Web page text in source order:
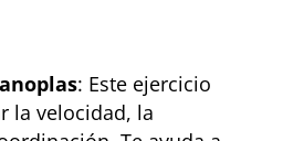
: Este ejercicio
la velocidad, la